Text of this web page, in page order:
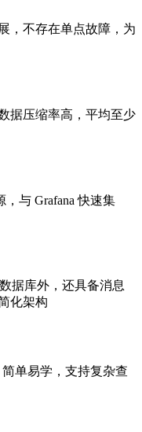
，不存在单点故障，为
据压缩率高，平均至少
与 Grafana 快速集
据库外，还具备消息
化架构
单易学，支持复杂查